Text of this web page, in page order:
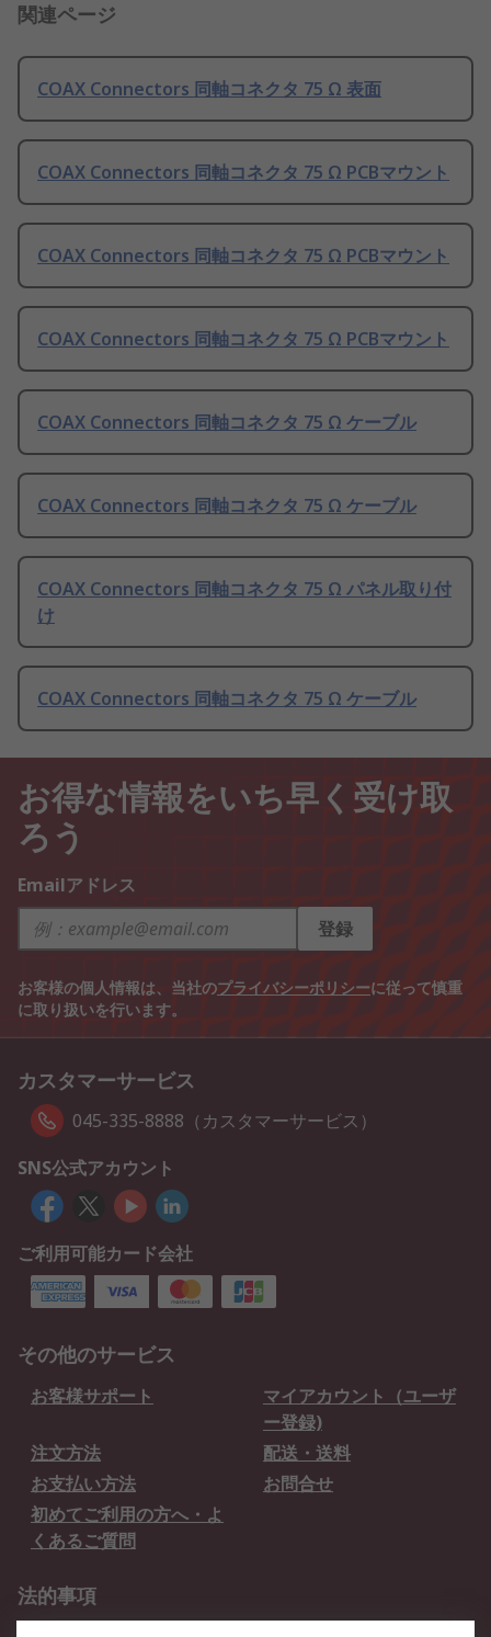
関連ページ
COAX Connectors 同軸コネクタ 75 Ω 表面
COAX Connectors 同軸コネクタ 75 Ω PCBマウント
COAX Connectors 同軸コネクタ 75 Ω PCBマウント
COAX Connectors 同軸コネクタ 75 Ω PCBマウント
COAX Connectors 同軸コネクタ 75 Ω ケーブル
COAX Connectors 同軸コネクタ 75 Ω ケーブル
COAX Connectors 同軸コネクタ 75 Ω パネル取り付
け
COAX Connectors 同軸コネクタ 75 Ω ケーブル
お得な情報をいち早く受け取
ろう
Emailアドレス
登録
お客様の個人情報は、当社のプライバシーポリシーに従って慎重
に取り扱いを行います。
カスタマーサービス
045-335-8888（カスタマーサービス）
SNS公式アカウント
ご利用可能カード会社
その他のサービス
お客様サポート
マイアカウント（ユーザ
ー登録)
注文方法
配送・送料
お支払い方法
お問合せ
初めてご利用の方へ・よ
くあるご質問
法的事項